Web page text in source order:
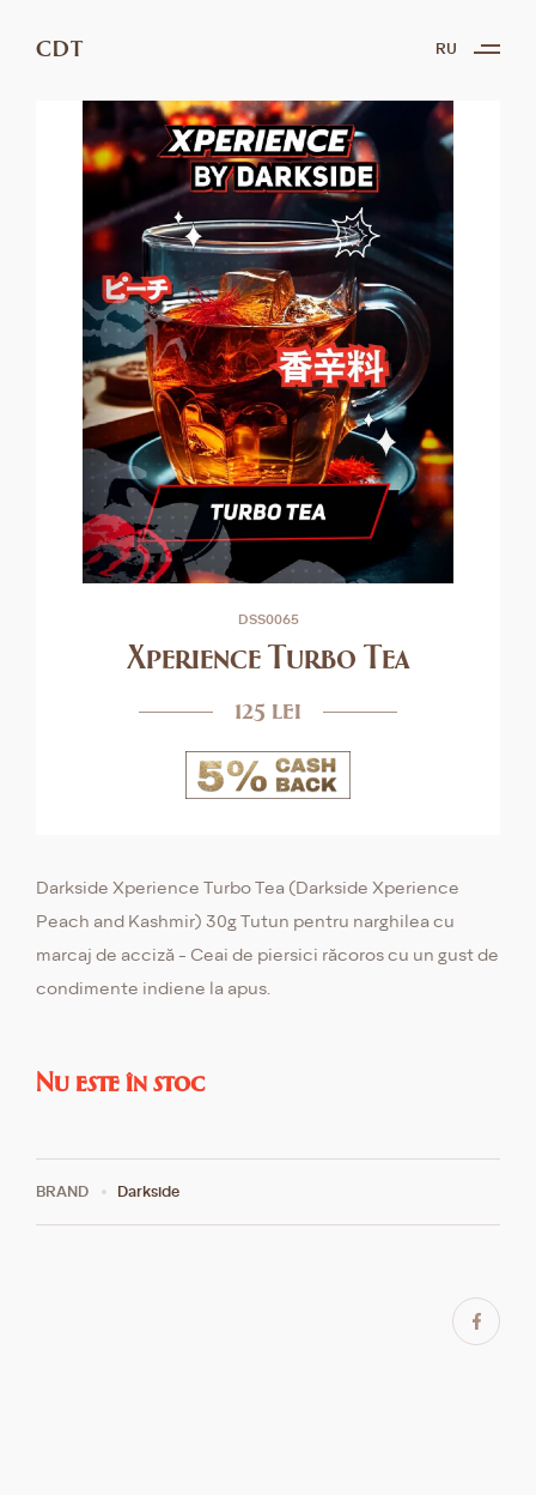
CDT RU
DSS0065
Xperience Turbo Tea
125 lei
Darkside Xperience Turbo Tea (Darkside Xperience
Peach and Kashmir) 30g Tutun pentru narghilea cu
marcaj de acciză - Ceai de piersici răcoros cu un gust de
condimente indiene la apus.
Nu este în stoc
BRAND Darkside